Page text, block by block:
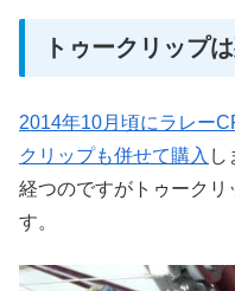
トゥークリップ
2014年10月頃にラレー
クリップも併せて購入 し
経つのですがトゥーク
す。